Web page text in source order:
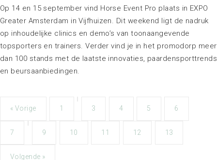
Op 14 en 15 september vind Horse Event Pro plaats in EXPO
Greater Amsterdam in Vijfhuizen. Dit weekend ligt de nadruk
op inhoudelijke clinics en demo’s van toonaangevende
topsporters en trainers. Verder vind je in het promodorp meer
dan 100 stands met de laatste innovaties, paardensporttrends
en beursaanbiedingen.
« Vorige 1 3 4 5 6
7 9 10 11 12 13
Volgende »